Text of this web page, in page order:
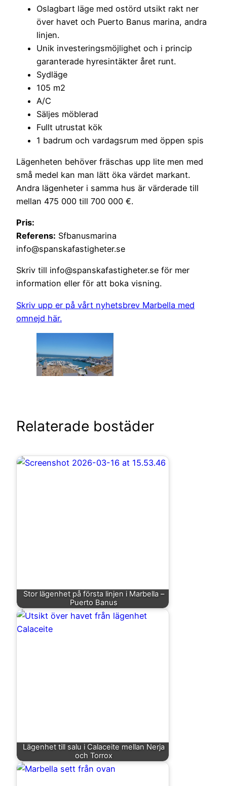
Oslagbart läge med ostörd utsikt rakt ner
över havet och Puerto Banus marina, andra
linjen.
Unik investeringsmöjlighet och i princip
garanterade hyresintäkter året runt.
Sydläge
105 m2
A/C
Säljes möblerad
Fullt utrustat kök
1 badrum och vardagsrum med öppen spis
Lägenheten behöver fräschas upp lite men med
små medel kan man lätt öka värdet markant.
Andra lägenheter i samma hus är värderade till
mellan 475 000 till 700 000 €.
Pris:
Referens: Sfbanusmarina
info@spanskafastigheter.se
Skriv till info@spanskafastigheter.se för mer
information eller för att boka visning.
Skriv upp er på vårt nyhetsbrev Marbella med
omnejd här.
Relaterade bostäder
Stor lägenhet på första linjen i Marbella –
Puerto Banus
Lägenhet till salu i Calaceite mellan Nerja
och Torrox